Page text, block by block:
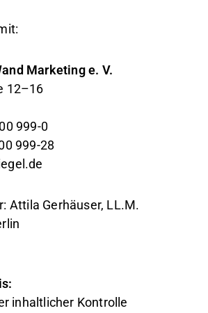
Marketing e. V.
12–16
999-0
999-28
Attila Gerhäuser, LL.M.
inhaltlicher Kontrolle